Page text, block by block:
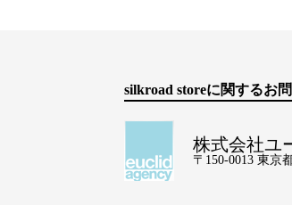
silkroad storeに関するお
株式会社ユ
〒150-0013 東京